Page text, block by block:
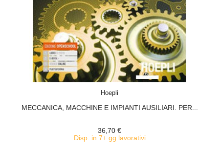
Hoepli
MECCANICA, MACCHINE E IMPIANTI AUSILIARI. PER...
36,70 €
Disp. in 7+ gg lavorativi